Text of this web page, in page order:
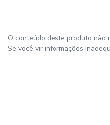
O conteúdo deste produto não
Se você vir informações